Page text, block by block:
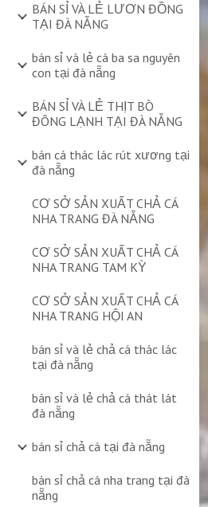
BÁN SỈ VÀ LẺ LƯƠN ĐỒNG
TẠI ĐÀ NẴNG
bán sỉ và lẻ cá ba sa nguyên
con tại đà nẵng
BÁN SỈ VÀ LẺ THỊT BÒ
ĐÔNG LẠNH TẠI ĐÀ NẴNG
bán cá thác lác rút xương tại
đà nẵng
CƠ SỞ SẢN XUẤT CHẢ CÁ
NHA TRANG ĐÀ NẴNG
CƠ SỞ SẢN XUẤT CHẢ CÁ
NHA TRANG TAM KỲ
CƠ SỞ SẢN XUẤT CHẢ CÁ
NHA TRANG HỘI AN
bán sỉ và lẻ chả cá thác lác
tại đà nẵng
bán sỉ và lẻ chả cá thát lát
đà nẵng
bán sỉ chả cá tại đà nẵng
bán sỉ chả cá nha trang tại đà
nẵng